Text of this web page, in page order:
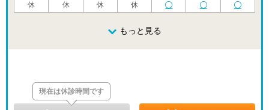
休 休 休 休
8/23
9/3
金
9/4
土
9/5
9/7
9/8
9/9
もっと見る
現在は休診時間です